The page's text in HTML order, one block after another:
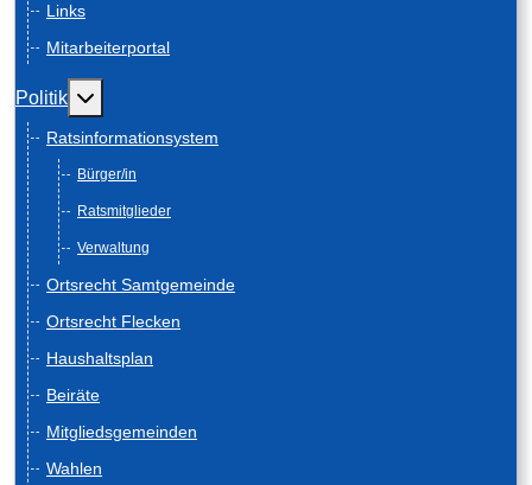
Links
Mitarbeiterportal
Politik Weitere Informationen: Politik
Ratsinformationsystem
Bürger/in
Ratsmitglieder
Verwaltung
Ortsrecht Samtgemeinde
Ortsrecht Flecken
Haushaltsplan
Beiräte
Mitgliedsgemeinden
Wahlen